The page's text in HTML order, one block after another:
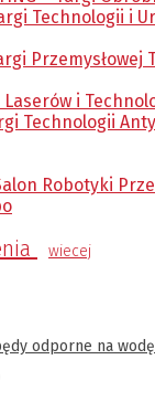
wiecej
odporne na